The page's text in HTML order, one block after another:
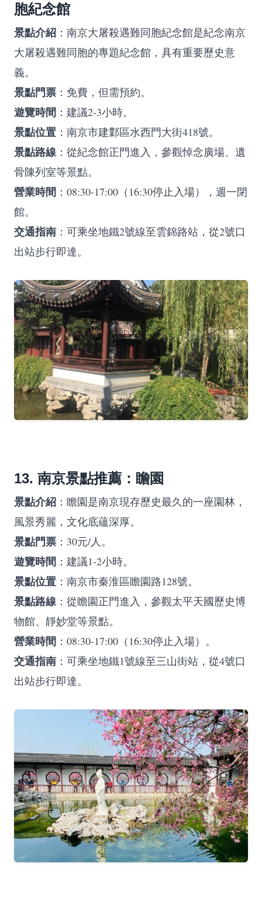
胞紀念館
景點介紹 ：南京大屠殺遇難同胞紀念館是紀念南京
大屠殺遇難同胞的專題紀念館，具有重要歷史意
義。
景點門票 ：免費，但需預約。
遊覽時間 ：建議2-3小時。
景點位置 ：南京市建鄴區水西門大街418號。
景點路線：從紀念館正門進入，參觀悼念廣場、遺
骨陳列室等景點。
營業時間 ：08:30-17:00（16:30停止入場），週一閉
館。
交通指南 ：可乘坐地鐵2號線至雲錦路站，從2號口
出站步行即達。
13. 南京景點推薦：瞻園
景點介紹 ：瞻園是南京現存歷史最久的一座園林，
風景秀麗，文化底蘊深厚。
景點門票 ：30元/人。
遊覽時間 ：建議1-2小時。
景點位置 ：南京市秦淮區瞻園路128號。
景點路線 ：從瞻園正門進入，參觀太平天國歷史博
物館、靜妙堂等景點。
營業時間 ：08:30-17:00（16:30停止入場）。
交通指南 ：可乘坐地鐵1號線至三山街站，從4號口
出站步行即達。